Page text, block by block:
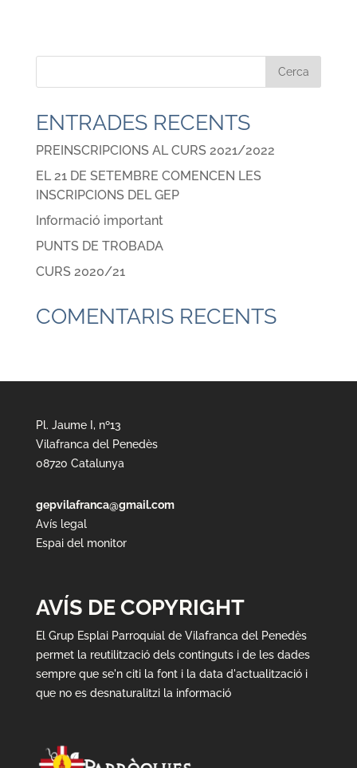
ENTRADES RECENTS
PREINSCRIPCIONS AL CURS 2021/2022
EL 21 DE SETEMBRE COMENCEN LES
INSCRIPCIONS DEL GEP
Informació important
PUNTS DE TROBADA
CURS 2020/21
COMENTARIS RECENTS
Pl. Jaume I, nº13
Vilafranca del Penedès
08720 Catalunya
gepvilafranca@gmail.com
Avís legal
Espai del monitor
AVÍS DE COPYRIGHT
El Grup Esplai Parroquial de Vilafranca del Penedès
permet la reutilització dels continguts i de les dades
sempre que se'n citi la font i la data d'actualització i
que no es desnaturalitzi la informació